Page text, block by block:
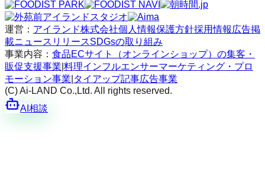
運営： アイランド株式会社個人情報保護方針採用情報広告掲
載ニュースリリースSDGsの取り組み
事業内容： 食品ECサイト（オンラインショップ）の集客・
販促支援事業 料理インフルエンサーマーケティング・プロ
モーション事業 タイアップ記事広告事業
(C) Ai-LAND Co.,Ltd. All rights reserved.
AI相談